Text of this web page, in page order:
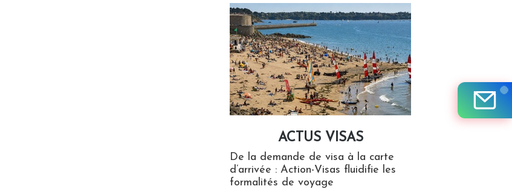
ACTUS VISAS
De la demande de visa à la carte
d’arrivée : Action-Visas fluidifie les
formalités de voyage